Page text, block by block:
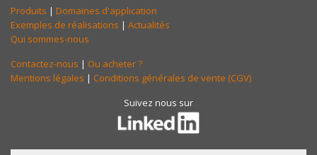
Produits | Domaines d'application
Exemples de réalisations | Actualités
Qui sommes-nous
Contactez-nous | Ou acheter ?
Mentions légales | Conditions générales de vente (CGV)
Suivez nous sur